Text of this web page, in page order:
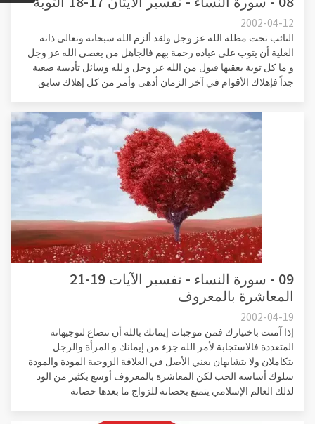
2002-04-12
التائب تحت مظلة الله عز وجل ولقد ألزم الله سبحانه وتعالى ذاته
العلية أن يتوب على عباده رحمة بهم فالجاهل من يعصي الله عز وجل
و ما كل توبة يعقبها قبول من الله عز وجل و لله وسائل تأديبية صعبة
جداً فإهلاك الأقوام في آخر الزمان أدهى وأمر من كل إهلاك سابق
09 - سورة النساء - تفسير الآيات 19-21
المعاشرة بالمعروف
2002-04-19
إذا آمنت باختيارك فمن موجبات إيمانك بالله أن تنصاع لتوجيهاته
المتعددة فالاستجابة لأمر الله جزء من إيمانك و المرأة والرجل
يتكاملان ولا يتشابهان يعني الأصل في العلاقة الزوجية المودة والمودة
سلوك أساسه الحب لكن المعاشرة بالمعروف أوسع بكثير من الود
لذلك العالم الإسلامي يتمتع بحصانة للزواج ما بعدها حصانة